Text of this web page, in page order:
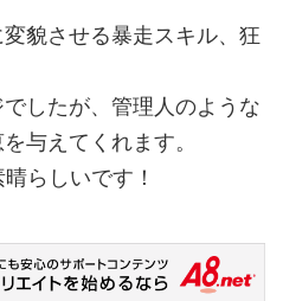
貌させる暴走スキル、狂
したが、管理人のような
与えてくれます。
らしいです！